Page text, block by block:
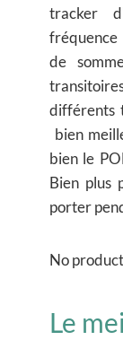
tracker
fréquence
de
différents
bien
bien le
Bien plus
porter
No
Le